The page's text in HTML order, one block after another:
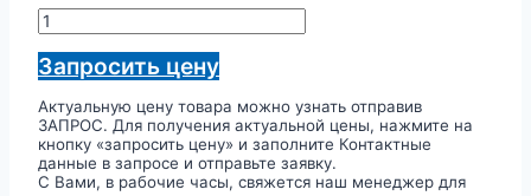
Количество
товара
Операционные
тубусы
системы
MIP
L
Запросить цену
Актуальную цену товара можно узнать отправив
ЗАПРОС. Для получения актуальной цены, нажмите на
кнопку «запросить цену» и заполните Контактные
данные в запросе и отправьте заявку.
С Вами, в рабочие часы, свяжется наш менеджер для